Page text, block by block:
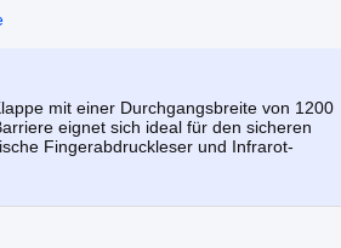
mit einer Durchgangsbreite von 1200
eignet sich ideal für den sicheren
Fingerabdruckleser und Infrarot-